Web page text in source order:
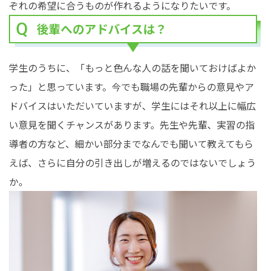
ぞれの希望に合うものが作れるようになりたいです。
後輩へのアドバイスは？
学生のうちに、「もっと色んな人の話を聞いておけばよか
った」と思っています。今でも職場の先輩からの意見やア
ドバイスはいただいていますが、学生にはそれ以上に幅広
い意見を聞くチャンスがあります。先生や先輩、実習の指
導者の方など、細かい部分までなんでも聞いて教えてもら
えば、さらに自分の引き出しが増えるのではないでしょう
か。